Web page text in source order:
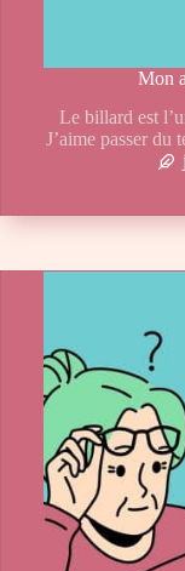
Mon
Le billard est
J’aime passer du